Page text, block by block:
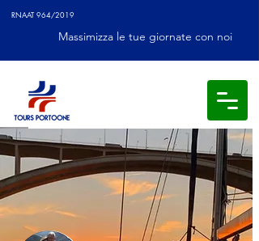
RNAAT 964/2019
Massimizza le tue giornate con noi